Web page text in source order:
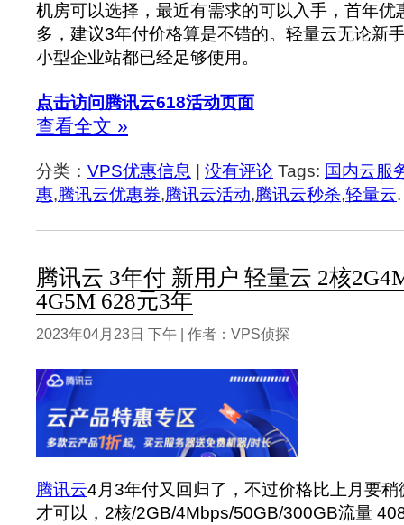
机房可以选择，最近有需求的可以入手，首年优
多，建议3年付价格算是不错的。轻量云无论新
小型企业站都已经足够使用。
点击访问腾讯云618活动页面
查看全文 »
分类： VPS优惠信息 | 没有评论 Tags: 国内云服
惠,腾讯云优惠券,腾讯云活动,腾讯云秒杀,轻量云.
腾讯云 3年付 新用户 轻量云 2核
4G5M 628元3年
2023年04月23日 下午 | 作者：VPS侦探
腾讯云4月3年付又回归了，不过价格比上月要
才可以，2核/2GB/4Mbps/50GB/300GB流量